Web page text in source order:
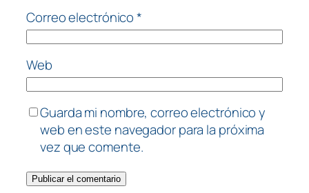
Correo electrónico*
Web
Guarda mi nombre, correo electrónico y
web en este navegador para la próxima
vez que comente.